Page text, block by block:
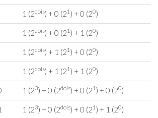
1 (2dois) + 0 (21 ) + 0 (20)
1 (2dois) + 0 (21 ) + 1 (20)
1 (2dois) + 1 (21 ) + 0 (20)
1 (2dois) + 1 (21 ) + 1 (20)
1 (23) + 0 (2dois) + 0 (21 ) + 0 (20)
1 (23) + 0 (2dois) + 0 (21 ) + 1 (20)